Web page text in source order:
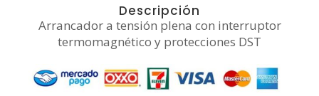
Descripción
Arrancador a tensión plena con interruptor
termomagnético y protecciones DST